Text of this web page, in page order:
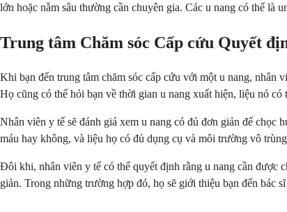
lớn hoặc nằm sâu thường cần chuyên gia. Các u nang có thể là
Trung tâm Chăm sóc Cấp cứu Quyết
Khi bạn đến trung tâm chăm sóc cấp cứu với một u nang, nhân
Họ cũng có thể hỏi bạn về thời gian u nang xuất hiện, liệu nó
Nhân viên y tế sẽ đánh giá xem u nang có đủ đơn giản để chọc
máu hay không, và liệu họ có đủ dụng cụ và môi trường vô
Đôi khi, nhân viên y tế có thể quyết định rằng u nang cần được
giản. Trong những trường hợp đó, họ sẽ giới thiệu bạn đến bác